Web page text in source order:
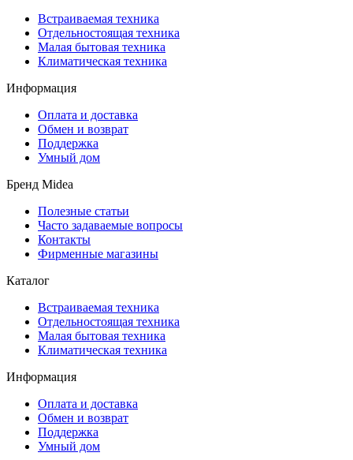
Встраиваемая техника
Отдельностоящая техника
Малая бытовая техника
Климатическая техника
Информация
Оплата и доставка
Обмен и возврат
Поддержка
Умный дом
Бренд Midea
Полезные статьи
Часто задаваемые вопросы
Контакты
Фирменные магазины
Каталог
Встраиваемая техника
Отдельностоящая техника
Малая бытовая техника
Климатическая техника
Информация
Оплата и доставка
Обмен и возврат
Поддержка
Умный дом